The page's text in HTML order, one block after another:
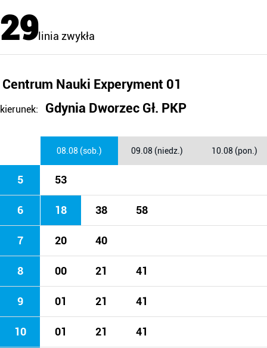
29linia zwykła
Centrum Nauki Experyment 01
kierunek: Gdynia Dworzec Gł. PKP
08.08 (sob.) 09.08 (niedz.) 10.08 (pon.)
5 53
6 18 38 58
7 20 40
8 00 21 41
9 01 21 41
10 01 21 41